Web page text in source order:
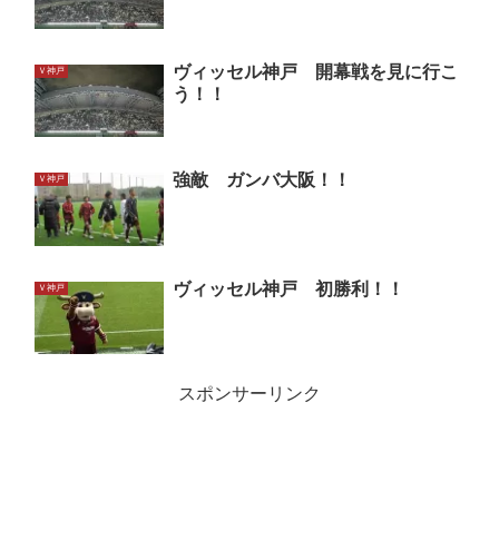
Ｖ神戸
ヴィッセル神戸 開幕戦を見に行こ
う！！
Ｖ神戸 強敵 ガンバ大阪！！
Ｖ神戸 ヴィッセル神戸 初勝利！！
スポンサーリンク